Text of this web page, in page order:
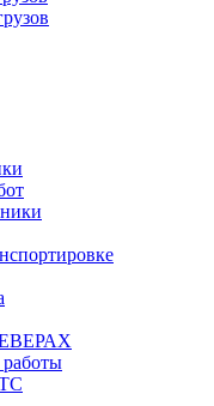
работы